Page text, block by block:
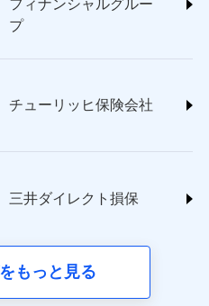
)
www.zurich.co.jp/)
)
)
式会社
フィナンシャルグルー
プ
チューリッヒ保険会社
三井ダイレクト損保
もっと見る